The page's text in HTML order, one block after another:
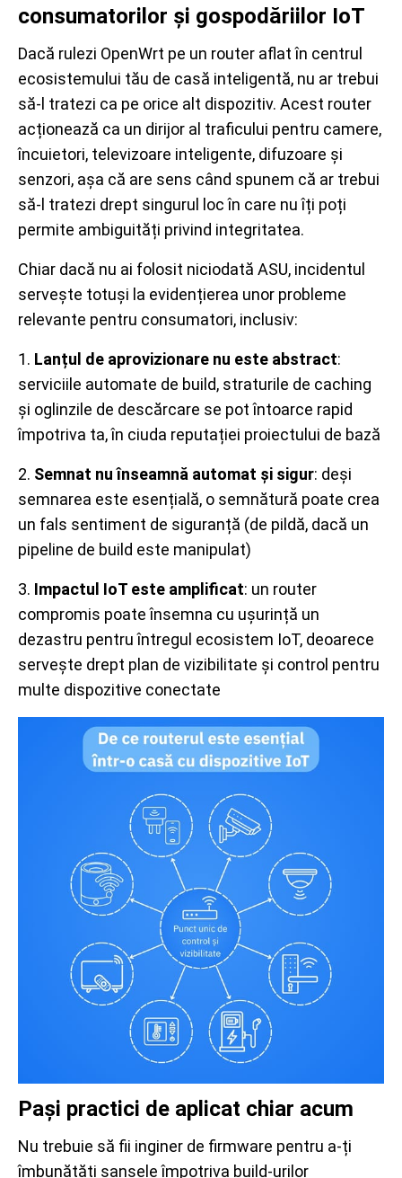
consumatorilor și gospodăriilor IoT
Dacă rulezi OpenWrt pe un router aflat în centrul
ecosistemului tău de casă inteligentă, nu ar trebui
să-l tratezi ca pe orice alt dispozitiv. Acest router
acționează ca un dirijor al traficului pentru camere,
încuietori, televizoare inteligente, difuzoare și
senzori, așa că are sens când spunem că ar trebui
să-l tratezi drept singurul loc în care nu îți poți
permite ambiguități privind integritatea.
Chiar dacă nu ai folosit niciodată ASU, incidentul
servește totuși la evidențierea unor probleme
relevante pentru consumatori, inclusiv:
1. Lanțul de aprovizionare nu este abstract:
serviciile automate de build, straturile de caching
și oglinzile de descărcare se pot întoarce rapid
împotriva ta, în ciuda reputației proiectului de bază
2. Semnat nu înseamnă automat și sigur: deși
semnarea este esențială, o semnătură poate crea
un fals sentiment de siguranță (de pildă, dacă un
pipeline de build este manipulat)
3. Impactul IoT este amplificat: un router
compromis poate însemna cu ușurință un
dezastru pentru întregul ecosistem IoT, deoarece
servește drept plan de vizibilitate și control pentru
multe dispozitive conectate
Pași practici de aplicat chiar acum
Nu trebuie să fii inginer de firmware pentru a-ți
îmbunătăți șansele împotriva build-urilor